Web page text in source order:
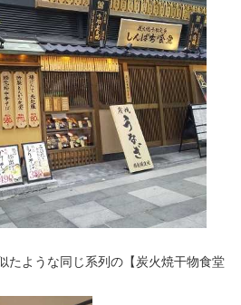
たような同じ系列の【炭火焼干物食堂